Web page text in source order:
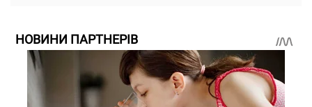
НОВИНИ ПАРТНЕРІВ